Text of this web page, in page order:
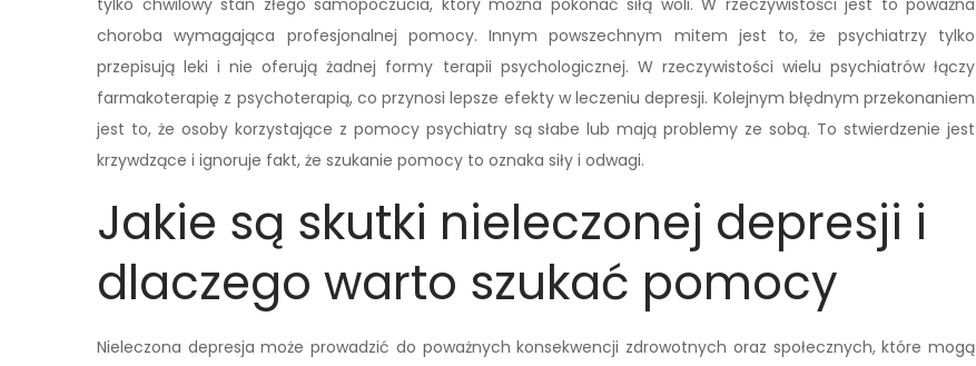
tylko chwilowy stan złego samopoczucia, który można pokonać siłą woli. W rzeczywistości jest to poważna
choroba wymagająca profesjonalnej pomocy. Innym powszechnym mitem jest to, że psychiatrzy tylko
przepisują leki i nie oferują żadnej formy terapii psychologicznej. W rzeczywistości wielu psychiatrów łączy
farmakoterapię z psychoterapią, co przynosi lepsze efekty w leczeniu depresji. Kolejnym błędnym przekonaniem
jest to, że osoby korzystające z pomocy psychiatry są słabe lub mają problemy ze sobą. To stwierdzenie jest
krzywdzące i ignoruje fakt, że szukanie pomocy to oznaka siły i odwagi.
Jakie są skutki nieleczonej depresji i
dlaczego warto szukać pomocy
Nieleczona depresja może prowadzić do poważnych konsekwencji zdrowotnych oraz społecznych, które mogą